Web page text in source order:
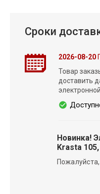
Сроки
2026-08-20
Товар
доставить
Новинка!
Krasta
Пожалуйста,